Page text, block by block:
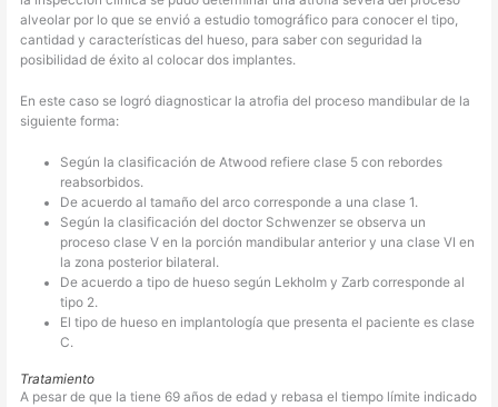
alveolar por lo que se envió a estudio tomográfico para conocer el tipo,
cantidad y características del hueso, para saber con seguridad la
posibilidad de éxito al colocar dos implantes.
En este caso se logró diagnosticar la atrofia del proceso mandibular de la
siguiente forma:
Según la clasificación de Atwood refiere clase 5 con rebordes
reabsorbidos.
De acuerdo al tamaño del arco corresponde a una clase 1.
Según la clasificación del doctor Schwenzer se observa un
proceso clase V en la porción mandibular anterior y una clase VI en
la zona posterior bilateral.
De acuerdo a tipo de hueso según Lekholm y Zarb corresponde al
tipo 2.
El tipo de hueso en implantología que presenta el paciente es clase
C.
Tratamiento
A pesar de que la tiene 69 años de edad y rebasa el tiempo límite indicado